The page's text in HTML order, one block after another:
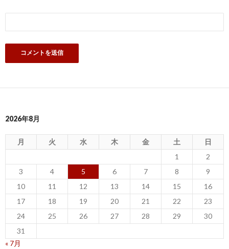
2026年8月
月 火 水 木 金 土
日
1
2
3
4 5 6 7 8
9
10
11 12 13 14 15
16
17
18 19 20 21 22
23
24
25 26 27 28 29
30
31
« 7月